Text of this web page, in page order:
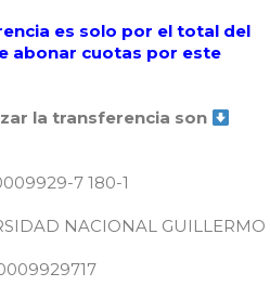
es solo por el total del
abonar cuotas por este
la transferencia son
7 180-1
NACIONAL GUILLERMO